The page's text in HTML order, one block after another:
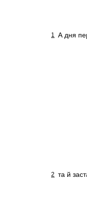
1 А дня
2 та й